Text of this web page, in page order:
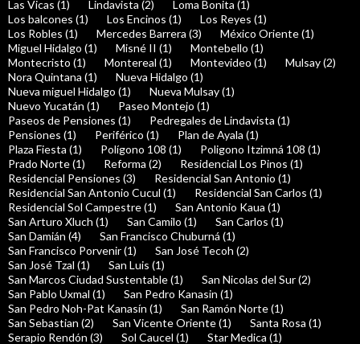
Las Vicas (1)
Lindavista (2)
Loma Bonita (1)
Los balcones (1)
Los Encinos (1)
Los Reyes (1)
Los Robles (1)
Mercedes Barrera (3)
México Oriente (1)
Miguel Hidalgo (1)
Misné II (1)
Montebello (1)
Montecristo (1)
Montereal (1) Montevideo (1)
Mulsay (2)
Nora Quintana (1)
Nueva Hidalgo (1)
Nueva miguel Hidalgo (1)
Nueva Mulsay (1)
Nuevo Yucatán (1)
Paseo Montejo (1)
Paseos de Pensiones (1)
Pedregales de Lindavista (1)
Pensiones (1)
Periférico (1)
Plan de Ayala (1)
Plaza Fiesta (1)
Polígono 108 (1)
Poligono Itzimná 108 (1)
Prado Norte (1)
Reforma (2)
Residencial Los Pinos (1)
Residencial Pensiones (3)
Residencial San Antonio (1)
Residencial San Antonio Cucul (1)
Residencial San Carlos (1)
Residencial Sol Campestre (1)
San Antonio Kaua (1)
San Arturo Xluch (1)
San Camilo (1)
San Carlos (1)
San Damián (4)
San Francisco Chuburná (1)
San Francisco Porvenir (1)
San José Tecoh (2)
San José Tzal (1)
San Luis (1)
San Marcos Ciudad Sustentable (1)
San Nicolas del Sur (2)
San Pablo Uxmal (1)
San Pedro Kanasin (1)
San Pedro Noh-Pat Kanasín (1)
San Ramón Norte (1)
San Sebastian (2)
San Vicente Oriente (1)
Santa Rosa (1)
Serapio Rendón (3)
Sol Caucel (1) Star Medica (1)